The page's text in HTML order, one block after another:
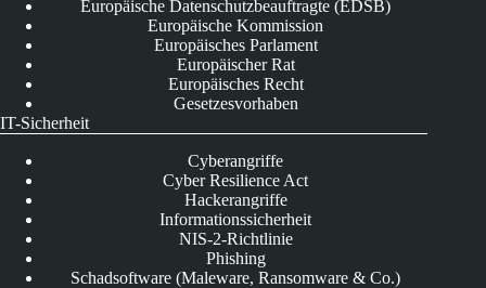
Europäische Datenschutzbeauftragte (EDSB)
Europäische Kommission
Europäisches Parlament
Europäischer Rat
Europäisches Recht
Gesetzesvorhaben
IT-Sicherheit
Cyberangriffe
Cyber Resilience Act
Hackerangriffe
Informationssicherheit
NIS-2-Richtlinie
Phishing
Schadsoftware (Maleware, Ransomware & Co.)